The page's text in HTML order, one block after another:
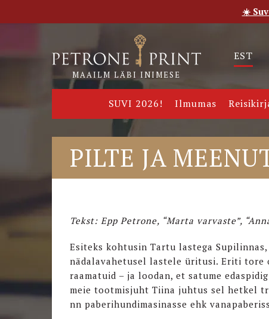
Meie
MAAILM LÄBI INIMESE
EST
SUVI 2026! Ilmumas
PILTE JA
Tekst: Epp Petrone, “Marta varvaste”,
Esiteks kohtusin Tartu lastega
nädalavahetusel lastele üritusi. Eriti tore
raamatuid – ja loodan, et satume
meie tootmisjuht Tiina juhtus sel hetkel
nn paberihundimasinasse ehk
☀️